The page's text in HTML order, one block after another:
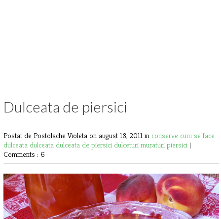
Dulceata de piersici
Postat de Postolache Violeta on august 18, 2011 in conserve cum se face
dulceata dulceata dulceata de piersici dulceturi muraturi piersici |
Comments : 6